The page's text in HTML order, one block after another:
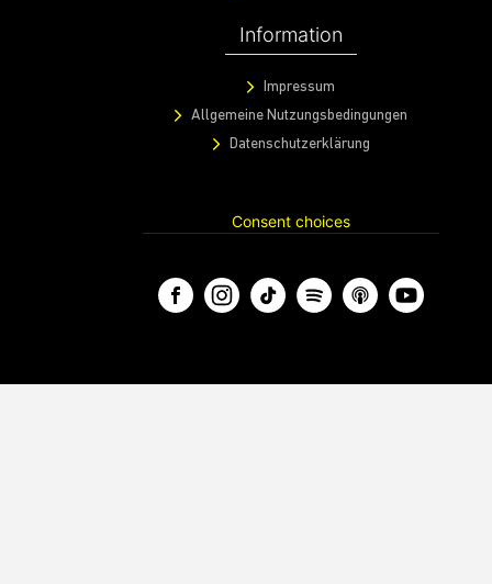
Information
Impressum
Allgemeine Nutzungsbedingungen
Datenschutzerklärung
Consent choices